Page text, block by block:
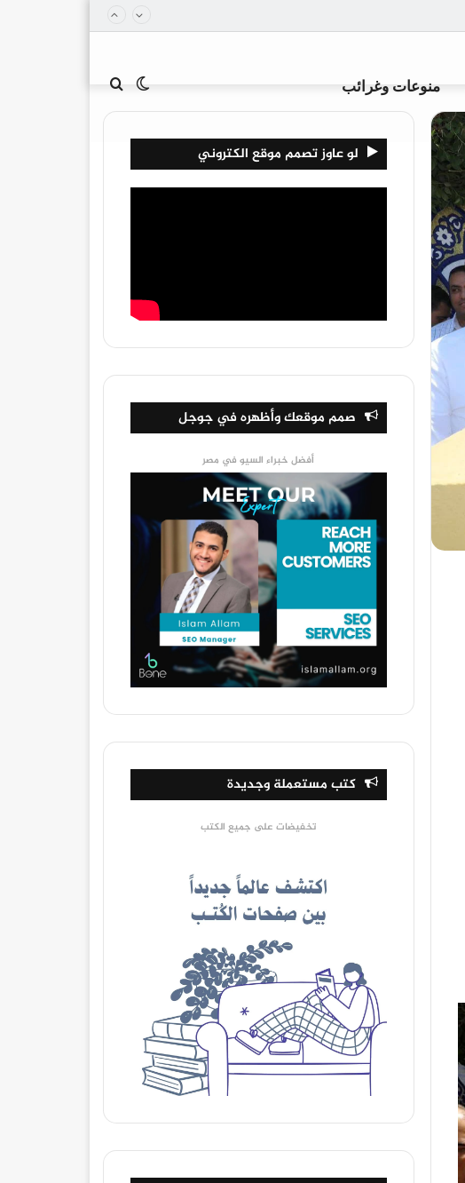
منوعات وغرائب الوضع
لو عاوز تصمم موقع الكتروني
صمم موقعك وأظهره في جوجل
أفضل خبراء السيو في مصر
كتب مستعملة وجديدة
تخفيضات على جميع الكتب